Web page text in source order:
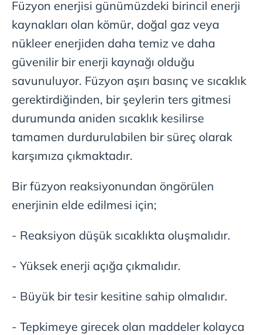
Çerezlere ilişkin tercihlerinizi aşağıda yer alan panel
için Ayarlar butonuna tıklayabilir,Çerez Bilgilendirme
Metnimizi ziyaret edebilirsiniz.
hazırlanmış Aydınlatma Metnimizi okumak ve sitemizde
ilgili mevzuata uygun olarak kullanılan çerezlerle ilgili bilgi
almak için lütfentıklayınız .
Füzyon enerjisi günümüzdeki birincil enerji
kaynakları olan kömür, doğal gaz veya
nükleer enerjiden daha temiz ve daha
güvenilir bir enerji kaynağı olduğu
savunuluyor. Füzyon aşırı basınç ve sıcaklık
gerektirdiğinden, bir şeylerin ters gitmesi
durumunda aniden sıcaklık kesilirse
tamamen durdurulabilen bir süreç olarak
karşımıza çıkmaktadır.
Bir füzyon reaksiyonundan öngörülen
enerjinin elde edilmesi için;
- Reaksiyon düşük sıcaklıkta oluşmalıdır.
- Yüksek enerji açığa çıkmalıdır.
- Büyük bir tesir kesitine sahip olmalıdır.
- Tepkimeye girecek olan maddeler kolayca